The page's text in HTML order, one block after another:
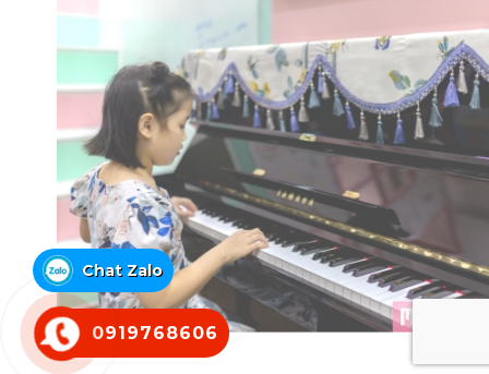
0919768606
Chat Zalo